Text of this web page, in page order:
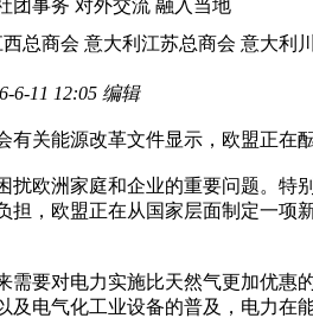
团事务 对外交流 融入当地
总商会 意大利江苏总商会 意大
6-11 12:05 编辑
有关能源改革文件显示，欧盟正
扰欧洲家庭和企业的重要问题。
担，欧盟正在从国家层面制定一
需要对电力实施比天然气更加优
及电气化工业设备的普及，电力